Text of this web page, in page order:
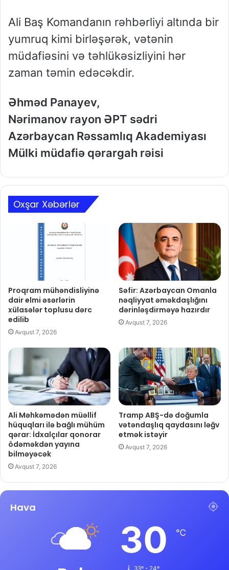
Ali Baş Komandanın rəhbərliyi altında bir
yumruq kimi birləşərək, vətənin
müdafiəsini və təhlükəsizliyini hər
zaman təmin edəcəkdir.
Əhməd Panayev,
Nərimanov rayon ƏPT sədri
Azərbaycan Rəssamlıq Akademiyası
Mülki müdafiə qərargah rəisi
Oxşar Xəbərlər
Proqram mühəndisliyinə
dair elmi əsərlərin
xülasələr toplusu dərc
edilib
Avqust 7, 2026
Səfir: Azərbaycan Omanla
nəqliyyat əməkdaşlığını
dərinləşdirməyə hazırdır
Avqust 7, 2026
Ali Məhkəmədən müəllif
hüquqları ilə bağlı mühüm
qərar: İdxalçılar qonorar
ödəməkdən yayına
bilməyəcək
Avqust 7, 2026
Tramp ABŞ-də doğumla
vətəndaşlıq qaydasını ləğv
etmək istəyir
Avqust 7, 2026
Hava
30 ℃
33º - 24º